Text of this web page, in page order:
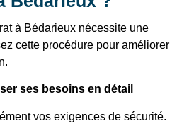
à Bédarieux nécessite une
cette procédure pour améliorer
ses besoins en détail
vos exigences de sécurité.